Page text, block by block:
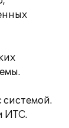
системой.
ИТС.